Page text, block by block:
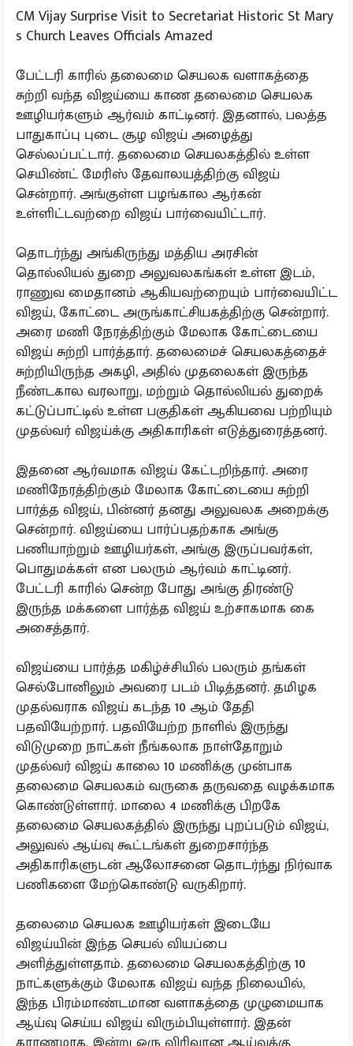
CM Vijay Surprise Visit to Secretariat Historic St Mary
s Church Leaves Officials Amazed
பேட்டரி காரில் தலைமை செயலக வளாகத்தை
சுற்றி வந்த விஜய்யை காண தலைமை செயலக
ஊழியர்களும் ஆர்வம் காட்டினர். இதனால், பலத்த
பாதுகாப்பு புடை சூழ விஜய் அழைத்து
செல்லப்பட்டார். தலைமை செயலகத்தில் உள்ள
செயிண்ட் மேரிஸ் தேவாலயத்திற்கு விஜய்
சென்றார். அங்குள்ள பழங்கால ஆர்கன்
உள்ளிட்டவற்றை விஜய் பார்வையிட்டார்.
தொடர்ந்து அங்கிருந்து மத்திய அரசின்
தொல்லியல் துறை அலுவலகங்கள் உள்ள இடம்,
ராணுவ மைதானம் ஆகியவற்றையும் பார்வையிட்ட
விஜய், கோட்டை அருங்காட்சியகத்திற்கு சென்றார்.
அரை மணி நேரத்திற்கும் மேலாக கோட்டையை
விஜய் சுற்றி பார்த்தார். தலைமைச் செயலகத்தைச்
சுற்றியிருந்த அகழி, அதில் முதலைகள் இருந்த
நீண்டகால வரலாறு, மற்றும் தொல்லியல் துறைக்
கட்டுப்பாட்டில் உள்ள பகுதிகள் ஆகியவை பற்றியும்
முதல்வர் விஜய்க்கு அதிகாரிகள் எடுத்துரைத்தனர்.
இதனை ஆர்வமாக விஜய் கேட்டறிந்தார். அரை
மணிநேரத்திற்கும் மேலாக கோட்டையை சுற்றி
பார்த்த விஜய், பின்னர் தனது அலுவலக அறைக்கு
சென்றார். விஜய்யை பார்ப்பதற்காக அங்கு
பணியாற்றும் ஊழியர்கள், அங்கு இருப்பவர்கள்,
பொதுமக்கள் என பலரும் ஆர்வம் காட்டினர்.
பேட்டரி காரில் சென்ற போது அங்கு திரண்டு
இருந்த மக்களை பார்த்த விஜய் உற்சாகமாக கை
அசைத்தார்.
விஜய்யை பார்த்த மகிழ்ச்சியில் பலரும் தங்கள்
செல்போனிலும் அவரை படம் பிடித்தனர். தமிழக
முதல்வராக விஜய் கடந்த 10 ஆம் தேதி
பதவியேற்றார். பதவியேற்ற நாளில் இருந்து
விடுமுறை நாட்கள் நீங்கலாக நாள்தோறும்
முதல்வர் விஜய் காலை 10 மணிக்கு முன்பாக
தலைமை செயலகம் வருகை தருவதை வழக்கமாக
கொண்டுள்ளார். மாலை 4 மணிக்கு பிறகே
தலைமை செயலகத்தில் இருந்து புறப்படும் விஜய்,
அலுவல் ஆய்வு கூட்டங்கள் துறைசார்ந்த
அதிகாரிகளுடன் ஆலோசனை தொடர்ந்து நிர்வாக
பணிகளை மேற்கொண்டு வருகிறார்.
தலைமை செயலக ஊழியர்கள் இடையே
விஜய்யின் இந்த செயல் வியப்பை
அளித்துள்ளதாம். தலைமை செயலகத்திற்கு 10
நாட்களுக்கும் மேலாக விஜய் வந்த நிலையில்,
இந்த பிரம்மாண்டமான வளாகத்தை முழுமையாக
ஆய்வு செய்ய விஜய் விரும்பியுள்ளார். இதன்